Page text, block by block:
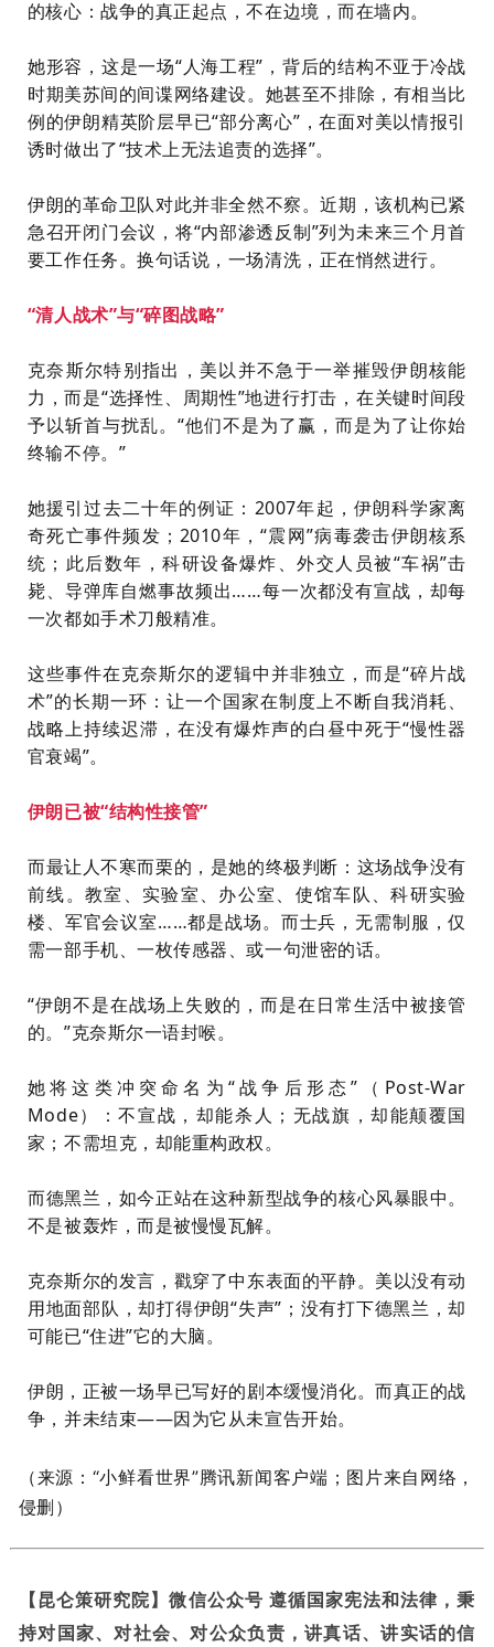
的核心：战争的真正起点，不在边境，而在墙内。
她形容，这是一场“人海工程”，背后的结构不亚于冷战
时期美苏间的间谍网络建设。她甚至不排除，有相当比
例的伊朗精英阶层早已“部分离心”，在面对美以情报引
诱时做出了“技术上无法追责的选择”。
伊朗的革命卫队对此并非全然不察。近期，该机构已紧
急召开闭门会议，将“内部渗透反制”列为未来三个月首
要工作任务。换句话说，一场清洗，正在悄然进行。
“清人战术”与“碎图战略”
克奈斯尔特别指出，美以并不急于一举摧毁伊朗核能
力，而是“选择性、周期性”地进行打击，在关键时间段
予以斩首与扰乱。“他们不是为了赢，而是为了让你始
终输不停。”
她援引过去二十年的例证：2007年起，伊朗科学家离
奇死亡事件频发；2010年，“震网”病毒袭击伊朗核系
统；此后数年，科研设备爆炸、外交人员被“车祸”击
毙、导弹库自燃事故频出……每一次都没有宣战，却每
一次都如手术刀般精准。
这些事件在克奈斯尔的逻辑中并非独立，而是“碎片战
术”的长期一环：让一个国家在制度上不断自我消耗、
战略上持续迟滞，在没有爆炸声的白昼中死于“慢性器
官衰竭”。
伊朗已被“结构性接管”
而最让人不寒而栗的，是她的终极判断：这场战争没有
前线。教室、实验室、办公室、使馆车队、科研实验
楼、军官会议室……都是战场。而士兵，无需制服，仅
需一部手机、一枚传感器、或一句泄密的话。
“伊朗不是在战场上失败的，而是在日常生活中被接管
的。”克奈斯尔一语封喉。
她将这类冲突命名为“战争后形态”（Post-War
Mode）：不宣战，却能杀人；无战旗，却能颠覆国
家；不需坦克，却能重构政权。
而德黑兰，如今正站在这种新型战争的核心风暴眼中。
不是被轰炸，而是被慢慢瓦解。
克奈斯尔的发言，戳穿了中东表面的平静。美以没有动
用地面部队，却打得伊朗“失声”；没有打下德黑兰，却
可能已“住进”它的大脑。
伊朗，正被一场早已写好的剧本缓慢消化。而真正的战
争，并未结束——因为它从未宣告开始。
（来源：“小鲜看世界”腾讯新闻客户端 ；图片来自网络，
侵删）
【昆仑策研究院】微信公众号 遵循国家宪法和法律，秉
持对国家、对社会、对公众负责，讲真话、讲实话的信